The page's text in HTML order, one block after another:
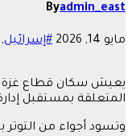
Byadmin_east
مايو 14, 2026 #إسرائيل,
يعيش سكان قطاع غزة
المتعلقة بمستقبل
وتسود أجواء من